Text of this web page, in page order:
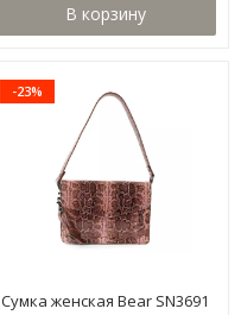
В корзину
-23%
Сумка женская Bear SN3691